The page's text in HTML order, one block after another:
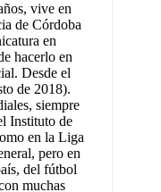
vive en
de Córdoba
en
hacerlo en
Desde el
de 2018).
siempre
Instituto de
en la Liga
pero en
del fútbol
muchas